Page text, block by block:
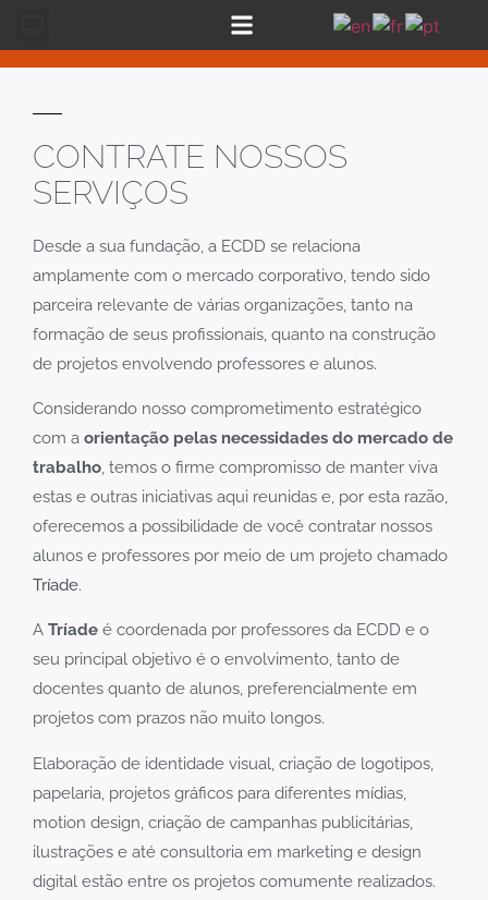
CONTRATE NOSSOS
SERVIÇOS
Desde a sua fundação, a ECDD se relaciona
amplamente com o mercado corporativo, tendo sido
parceira relevante de várias organizações, tanto na
formação de seus profissionais, quanto na construção
de projetos envolvendo professores e alunos.
Considerando nosso comprometimento estratégico
com a orientação pelas necessidades do mercado de
trabalho, temos o firme compromisso de manter viva
estas e outras iniciativas aqui reunidas e, por esta razão,
oferecemos a possibilidade de você contratar nossos
alunos e professores por meio de um projeto chamado
Tríade.
A Tríade é coordenada por professores da ECDD e o
seu principal objetivo é o envolvimento, tanto de
docentes quanto de alunos, preferencialmente em
projetos com prazos não muito longos.
Elaboração de identidade visual, criação de logotipos,
papelaria, projetos gráficos para diferentes mídias,
motion design, criação de campanhas publicitárias,
ilustrações e até consultoria em marketing e design
digital estão entre os projetos comumente realizados.